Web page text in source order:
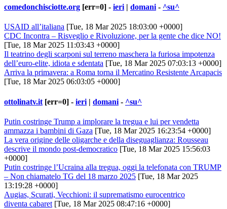
comedonchisciotte.org [err=0] - ieri | domani - ^su^
USAID all’italiana [Tue, 18 Mar 2025 18:03:00 +0000]
CDC Incontra – Risveglio e Rivoluzione, per la gente che dice NO!
[Tue, 18 Mar 2025 11:03:43 +0000]
Il teatrino degli scarponi sul terreno maschera la furiosa impotenza
dell’euro-elite, idiota e sdentata [Tue, 18 Mar 2025 07:03:13 +0000]
Arriva la primavera: a Roma torna il Mercatino Resistente Arcapacis
[Tue, 18 Mar 2025 06:03:05 +0000]
ottolinatv.it [err=0] - ieri | domani - ^su^
Putin costringe Trump a implorare la tregua e lui per vendetta
ammazza i bambini di Gaza [Tue, 18 Mar 2025 16:23:54 +0000]
La vera origine delle oligarche e della diseguaglianza: Rousseau
descrive il mondo post-democratico [Tue, 18 Mar 2025 15:56:03
+0000]
Putin costringe l’Ucraina alla tregua, oggi la telefonata con TRUMP
– Non chiamatelo TG del 18 marzo 2025 [Tue, 18 Mar 2025
13:19:28 +0000]
Augias, Scurati, Vecchioni: il suprematismo eurocentrico
diventa cabaret [Tue, 18 Mar 2025 08:47:16 +0000]